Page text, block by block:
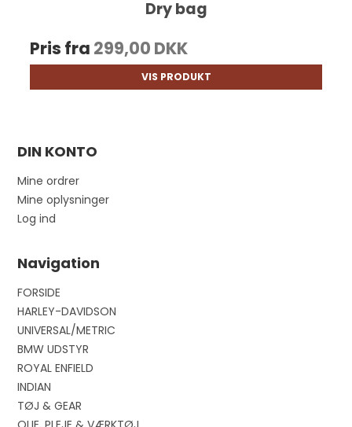
Dry bag
Pris fra 299,00 DKK
VIS PRODUKT
DIN KONTO
Mine ordrer
Mine oplysninger
Log ind
Navigation
FORSIDE
HARLEY-DAVIDSON
UNIVERSAL/METRIC
BMW UDSTYR
ROYAL ENFIELD
INDIAN
TØJ & GEAR